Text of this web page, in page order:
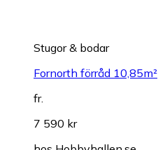
Stugor & bodar
Fornorth förråd 10,85m²
fr.
7 590 kr